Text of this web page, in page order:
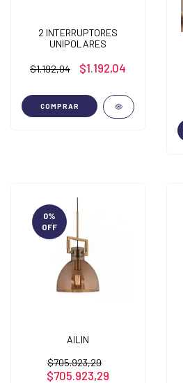
2 INTERRUPTORES
UNIPOLARES
$1.192,04 $1.192,04
COMPRAR
0%
OFF
AILIN
$705.923,29
$705.923,29